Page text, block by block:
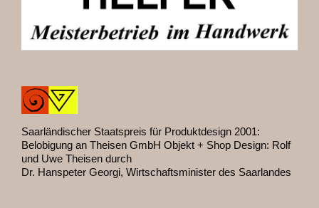
Saarländischer Staatspreis für Produktdesign 2001:
Belobigung an Theisen GmbH Objekt + Shop Design: Rolf
und Uwe Theisen durch
Dr. Hanspeter Georgi, Wirtschaftsminister des Saarlandes